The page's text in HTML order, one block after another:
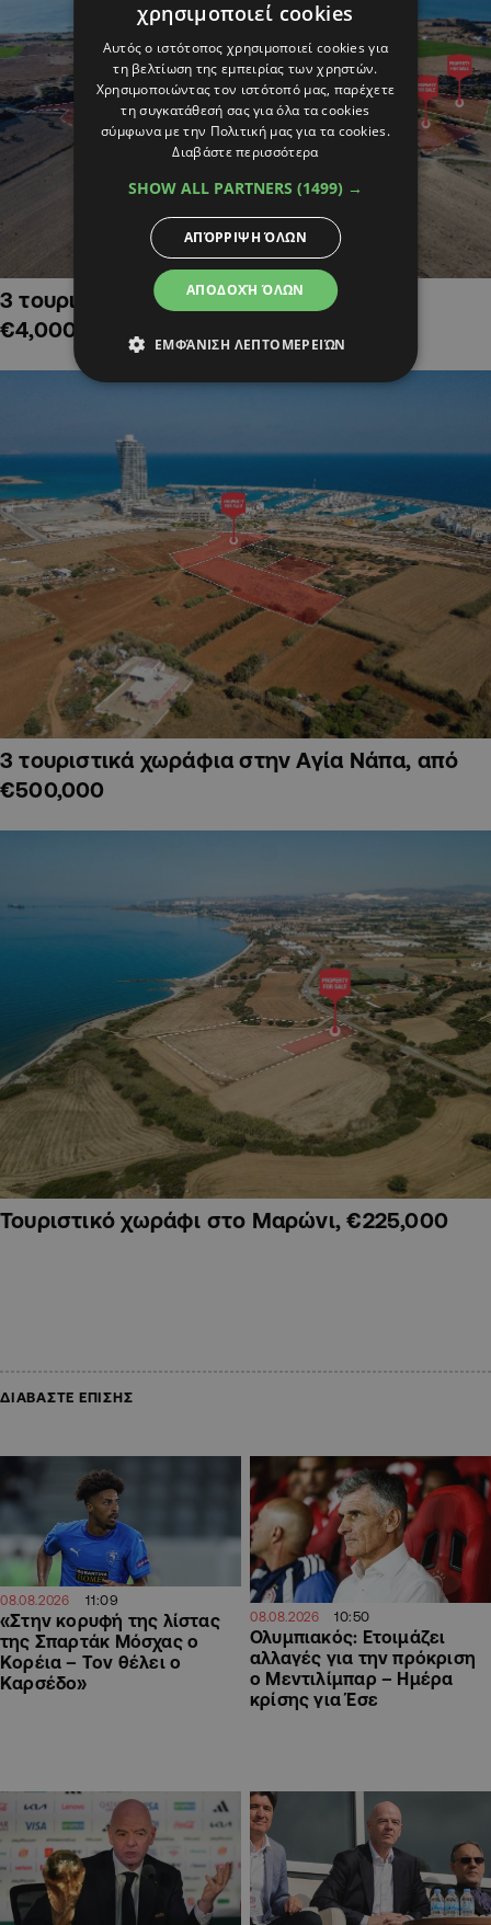
3 τουριστικά χωράφια στην Αλαμινό,
€4,000,000
3 τουριστικά χωράφια στην Αγία Νάπα, από
€500,000
Τουριστικό χωράφι στο Μαρώνι, €225,000
ΔΙΑΒΑΣΤΕ ΕΠΙΣΗΣ
08.08.2026 11:09
«Στην κορυφή της λίστας
της Σπαρτάκ Μόσχας ο
Κορέια – Τον θέλει ο
Καρσέδο»
08.08.2026 10:50
Ολυμπιακός: Ετοιμάζει
αλλαγές για την πρόκριση
ο Μεντιλίμπαρ – Ημέρα
κρίσης για Έσε
χρησιμοποιεί cookies
Αυτός ο ιστότοπος χρησιμοποιεί cookies για
τη βελτίωση της εμπειρίας των χρηστών.
Χρησιμοποιώντας τον ιστότοπό μας, παρέχετε
τη συγκατάθεσή σας για όλα τα cookies
σύμφωνα με την Πολιτική μας για τα cookies.
Διαβάστε περισσότερα
SHOW ALL PARTNERS (1499) →
ΑΠΟΔΟΧΉ ΌΛΩΝ
ΑΠΌΡΡΙΨΗ ΌΛΩΝ
ΕΜΦΆΝΙΣΗ ΛΕΠΤΟΜΕΡΕΙΏΝ